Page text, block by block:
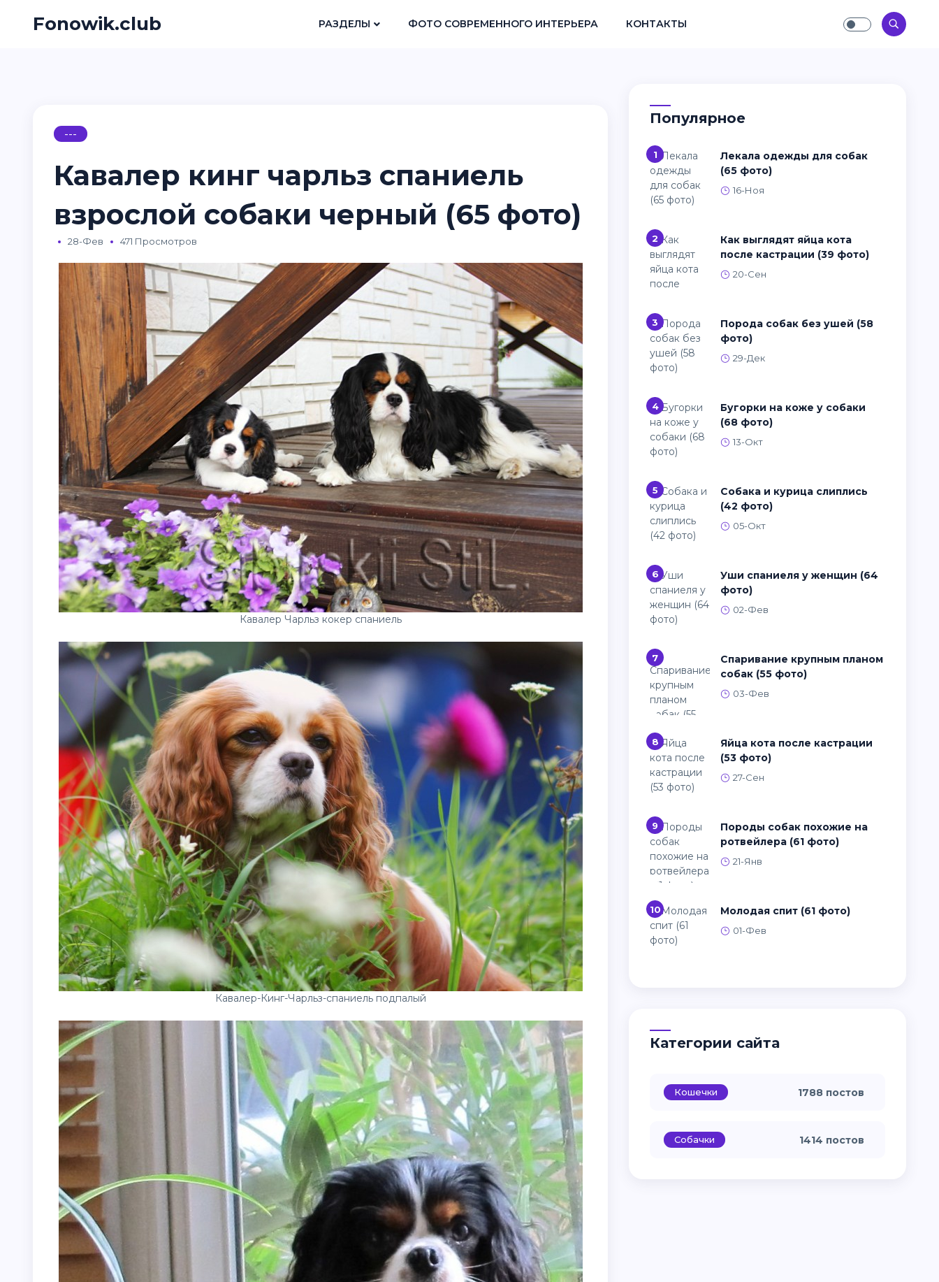
Fonowik.club РАЗДЕЛЫ ФОТО СОВРЕМЕННОГО ИНТЕРЬЕРА КОНТАКТЫ
---
Кавалер кинг чарльз спаниель
взрослой собаки черный (65 фото)
28-Фев 471 Просмотров
Кавалер Чарльз кокер спаниель
Кавалер-Кинг-Чарльз-спаниель подпалый
Популярное
1
Лекала одежды для собак
(65 фото)
16-Ноя
2
Как выглядят яйца кота
после кастрации (39 фото)
20-Сен
3
Порода собак без ушей (58
фото)
29-Дек
4
Бугорки на коже у собаки
(68 фото)
13-Окт
5
Собака и курица слиплись
(42 фото)
05-Окт
6
Уши спаниеля у женщин (64
фото)
02-Фев
7
Спаривание крупным планом
собак (55 фото)
03-Фев
8
Яйца кота после кастрации
(53 фото)
27-Сен
9
Породы собак похожие на
ротвейлера (61 фото)
21-Янв
10 Молодая спит (61 фото)
01-Фев
Категории сайта
Кошечки 1788 постов
Собачки 1414 постов